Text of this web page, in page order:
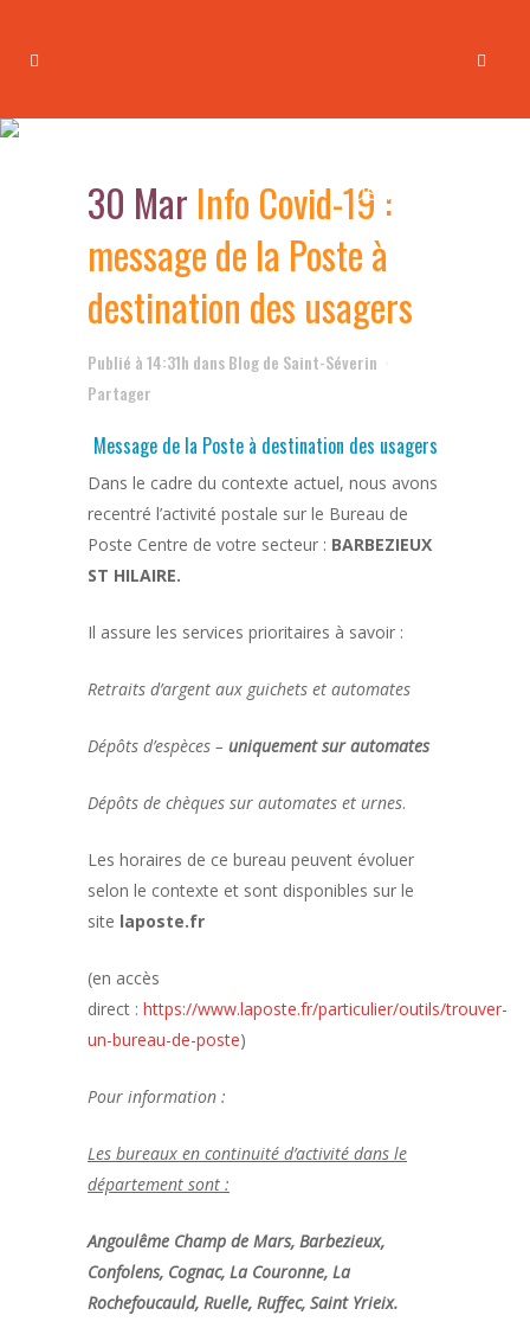
usagers
30 Mar Info Covid-19 :
message de la Poste à
destination des usagers
Publié à 14:31h dansBlog de Saint-Séverin
Partager
Message de la Poste à destination des usagers
Dans le cadre du contexte actuel, nous avons
recentré l’activité postale sur le Bureau de
Poste Centre de votre secteur : BARBEZIEUX
ST HILAIRE.
Il assure les services prioritaires à savoir :
Retraits d’argent aux guichets et automates
Dépôts d’espèces – uniquement sur automates
Dépôts de chèques sur automates et urnes.
Les horaires de ce bureau peuvent évoluer
selon le contexte et sont disponibles sur le
site laposte.fr
(en accès
direct : https://www.laposte.fr/particulier/outils/trouver-
un-bureau-de-poste)
Pour information :
Les bureaux en continuité d’activité dans le
département sont :
Angoulême Champ de Mars, Barbezieux,
Confolens, Cognac, La Couronne, La
Rochefoucauld, Ruelle, Ruffec, Saint Yrieix.